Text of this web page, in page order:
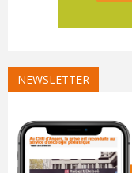
NEWSLETTER